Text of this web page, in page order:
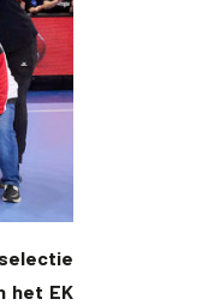
het EK